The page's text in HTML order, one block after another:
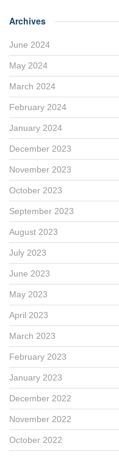
Archives
June 2024
May 2024
March 2024
February 2024
January 2024
December 2023
November 2023
October 2023
September 2023
August 2023
July 2023
June 2023
May 2023
April 2023
March 2023
February 2023
January 2023
December 2022
November 2022
October 2022